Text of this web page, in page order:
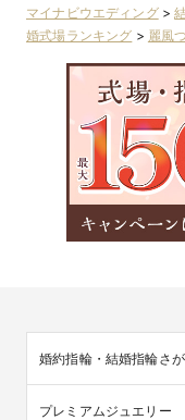
マイナビウエディング>
婚式場ランキング > 麗風
婚約指輪・結婚指輪さ
プレミアムジュエリー